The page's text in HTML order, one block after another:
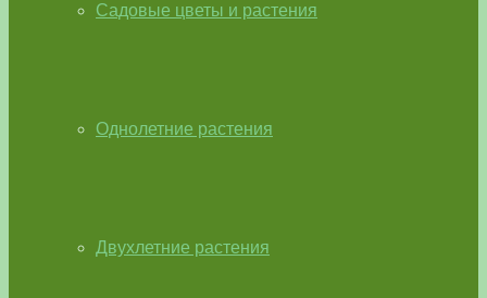
Садовые цветы и растения
Однолетние растения
Двухлетние растения